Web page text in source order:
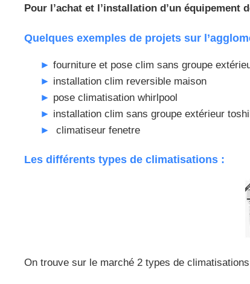
Pour l’achat et l’installation d’un
Quelques exemples de projets sur
fourniture et pose clim sans groupe
installation clim reversible maison
pose climatisation whirlpool
installation clim sans groupe extérieur
climatiseur fenetre
Les différents types de climatisations :
On trouve sur le marché 2 types de